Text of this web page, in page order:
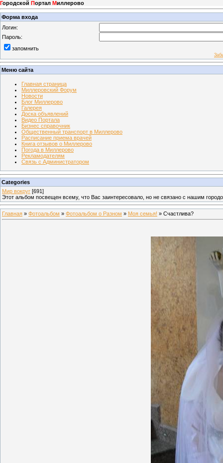
Городской Портал Миллерово
Форма входа
Логин:
Пароль:
запомнить
Меню сайта
Главная страница
Миллеровский Форум
Новости
Блог Миллерово
Галерея
Доска объявлений
Видео Портала
Бизнес справочник
Общественный транспорт в Миллерово
Расписание приема врачей
Книга отзывов о Миллерово
Погода в Миллерово
Рекламодателям
Связь с Администратором
Categories
Мир вокруг [691]
Этот альбом посвещен всему, что Вас заинтересовало, но не связано с нашим
Главная » Фотоальбом » Фотоальбом о Разном » Моя семья! » Счастлива?